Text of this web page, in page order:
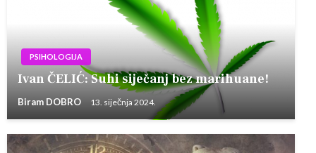
PSIHOLOGIJA
Ivan ČELIĆ: Suhi siječanj bez marihuane!
Biram DOBRO 13. siječnja 2024.